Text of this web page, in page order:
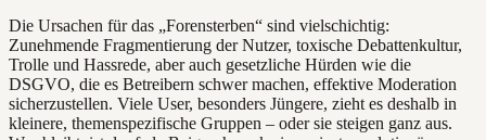
Die Ursachen für das „Forensterben“ sind vielschichtig:
Zunehmende Fragmentierung der Nutzer, toxische Debattenkultur,
Trolle und Hassrede, aber auch gesetzliche Hürden wie die
DSGVO, die es Betreibern schwer machen, effektive Moderation
sicherzustellen. Viele User, besonders Jüngere, zieht es deshalb in
kleinere, themenspezifische Gruppen – oder sie steigen ganz aus.